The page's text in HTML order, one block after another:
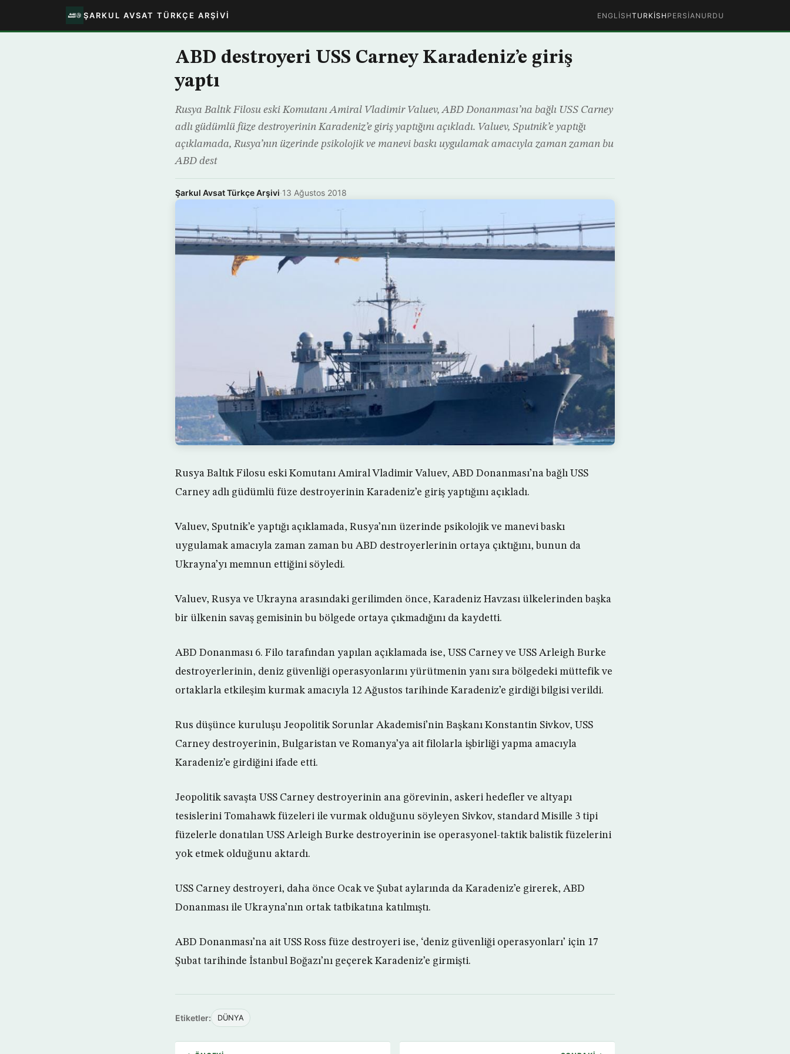
ŞARKUL AVSAT TÜRKÇE ARŞIVI ENGLISHTURKISH PERSIAN URDU
ABD destroyeri USS Carney Karadeniz’e giriş
yaptı
Rusya Baltık Filosu eski Komutanı Amiral Vladimir Valuev, ABD Donanması’na bağlı USS Carney
adlı güdümlü füze destroyerinin Karadeniz’e giriş yaptığını açıkladı. Valuev, Sputnik’e yaptığı
açıklamada, Rusya’nın üzerinde psikolojik ve manevi baskı uygulamak amacıyla zaman zaman bu
ABD dest
Şarkul Avsat Türkçe Arşivi·13 Ağustos 2018
Rusya Baltık Filosu eski Komutanı Amiral Vladimir Valuev, ABD Donanması’na bağlı USS
Carney adlı güdümlü füze destroyerinin Karadeniz’e giriş yaptığını açıkladı.
Valuev, Sputnik’e yaptığı açıklamada, Rusya’nın üzerinde psikolojik ve manevi baskı
uygulamak amacıyla zaman zaman bu ABD destroyerlerinin ortaya çıktığını, bunun da
Ukrayna’yı memnun ettiğini söyledi.
Valuev, Rusya ve Ukrayna arasındaki gerilimden önce, Karadeniz Havzası ülkelerinden başka
bir ülkenin savaş gemisinin bu bölgede ortaya çıkmadığını da kaydetti.
ABD Donanması 6. Filo tarafından yapılan açıklamada ise, USS Carney ve USS Arleigh Burke
destroyerlerinin, deniz güvenliği operasyonlarını yürütmenin yanı sıra bölgedeki müttefik ve
ortaklarla etkileşim kurmak amacıyla 12 Ağustos tarihinde Karadeniz’e girdiği bilgisi verildi.
Rus düşünce kuruluşu Jeopolitik Sorunlar Akademisi’nin Başkanı Konstantin Sivkov, USS
Carney destroyerinin, Bulgaristan ve Romanya’ya ait filolarla işbirliği yapma amacıyla
Karadeniz’e girdiğini ifade etti.
Jeopolitik savaşta USS Carney destroyerinin ana görevinin, askeri hedefler ve altyapı
tesislerini Tomahawk füzeleri ile vurmak olduğunu söyleyen Sivkov, standard Misille 3 tipi
füzelerle donatılan USS Arleigh Burke destroyerinin ise operasyonel-taktik balistik füzelerini
yok etmek olduğunu aktardı.
USS Carney destroyeri, daha önce Ocak ve Şubat aylarında da Karadeniz’e girerek, ABD
Donanması ile Ukrayna’nın ortak tatbikatına katılmıştı.
ABD Donanması’na ait USS Ross füze destroyeri ise, ‘deniz güvenliği operasyonları’ için 17
Şubat tarihinde İstanbul Boğazı’nı geçerek Karadeniz’e girmişti.
Etiketler: DÜNYA